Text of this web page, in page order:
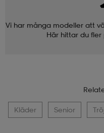
Vi har många modeller att
Här hittar du
Kläder Senior